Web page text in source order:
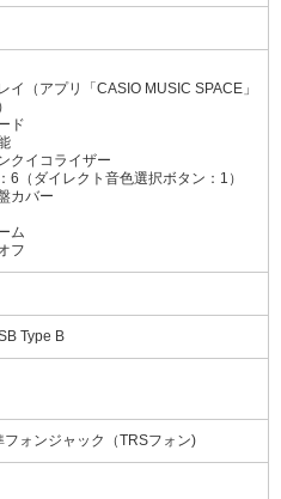
イ（アプリ「CASIO MUSIC SPACE」
ド
クイコライザー
6（ダイレクト音色選択ボタン：1）
カバー
ム
フ
Type B
ォンジャック（TRSフォン)